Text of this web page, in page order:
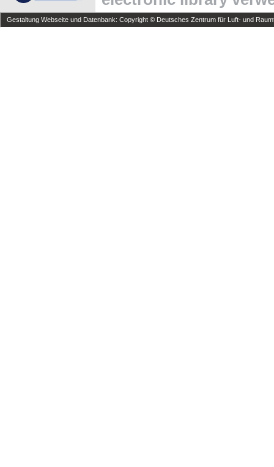
Gestaltung Webseite und Datenbank: Copyright © Deutsches Zentrum für Luft- und